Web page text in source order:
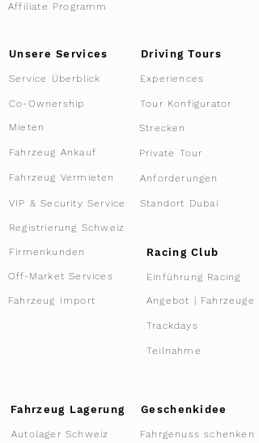
Affiliate Programm
Unsere Services
Service Überblick
Mieten
Co-Ownership
Fahrzeug Ankauf
Fahrzeug Vermieten
VIP & Security Service
Driving Tours
Experiences
Tour Konfigurator
Strecken
Private Tour
Anforderungen
Standort Dubai
Registrierung Schweiz
Firmenkunden
Off-Market Services
Fahrzeug Import
Racing Club
Einführung Racing
Angebot | Fahrzeuge
Trackdays
Teilnahme
Fahrzeug Lagerung
Autolager Schweiz
Geschenkidee
Fahrgenuss schenken